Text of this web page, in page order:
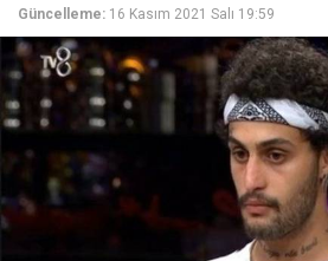
Güncelleme: 16 Kasım 2021 Salı 19:59